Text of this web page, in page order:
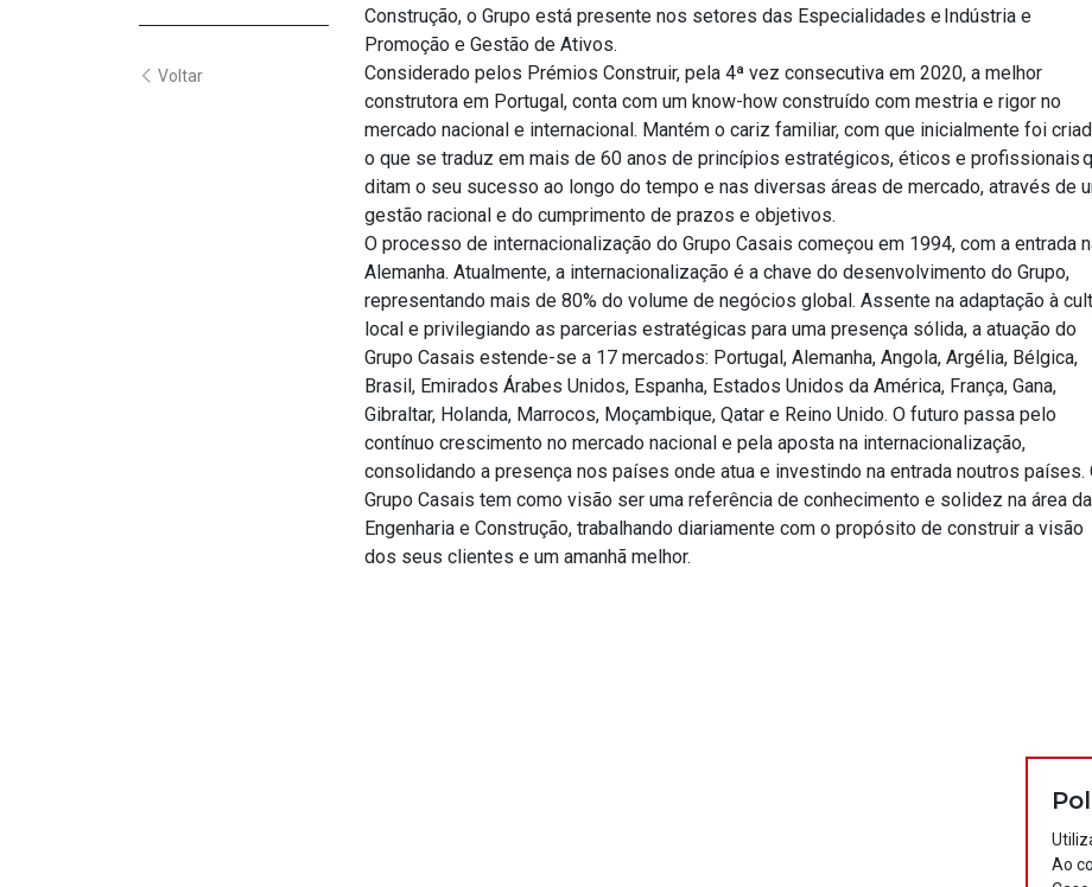
Voltar
Construção, o Grupo está presente nos setores das Especialidades e Indústria e
Promoção e Gestão de Ativos.
Considerado pelos Prémios Construir, pela 4ª vez consecutiva em 2020, a melhor
construtora em Portugal, conta com um know-how construído com mestria e rigor no
mercado nacional e internacional. Mantém o cariz familiar, com que inicialmente foi
o que se traduz em mais de 60 anos de princípios estratégicos, éticos e profissionais
ditam o seu sucesso ao longo do tempo e nas diversas áreas de mercado, através de
gestão racional e do cumprimento de prazos e objetivos.
O processo de internacionalização do Grupo Casais começou em 1994, com a entrada
Alemanha. Atualmente, a internacionalização é a chave do desenvolvimento do Grupo,
representando mais de 80% do volume de negócios global. Assente na adaptação à
local e privilegiando as parcerias estratégicas para uma presença sólida, a atuação do
Grupo Casais estende-se a 17 mercados: Portugal, Alemanha, Angola, Argélia, Bélgica,
Brasil, Emirados Árabes Unidos, Espanha, Estados Unidos da América, França, Gana,
Gibraltar, Holanda, Marrocos, Moçambique, Qatar e Reino Unido. O futuro passa pelo
contínuo crescimento no mercado nacional e pela aposta na internacionalização,
consolidando a presença nos países onde atua e investindo na entrada noutros países.
Grupo Casais tem como visão ser uma referência de conhecimento e solidez na área da
Engenharia e Construção, trabalhando diariamente com o propósito de construir a visão
dos seus clientes e um amanhã melhor.
Ao